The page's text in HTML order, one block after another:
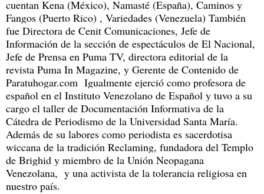
cuentan Kena (México), Namasté (España), Caminos y
Fangos (Puerto Rico) , Variedades (Venezuela) También
fue Directora de Cenit Comunicaciones, Jefe de
Información de la sección de espectáculos de El Nacional,
Jefe de Prensa en Puma TV, directora editorial de la
revista Puma In Magazine, y Gerente de Contenido de
Paratuhogar.com Igualmente ejerció como profesora de
español en el Instituto Venezolano de Español y tuvo a su
cargo el taller de Documentación Informativa de la
Cátedra de Periodismo de la Universidad Santa María.
Además de su labores como periodista es sacerdotisa
wiccana de la tradición Reclaming, fundadora del Templo
de Brighid y miembro de la Unión Neopagana
Venezolana, y una activista de la tolerancia religiosa en
nuestro país.